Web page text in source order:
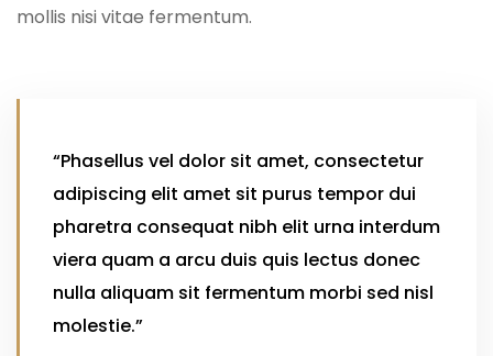
mollis nisi vitae fermentum.
“Phasellus vel dolor sit amet, consectetur
adipiscing elit amet sit purus tempor dui
pharetra consequat nibh elit urna interdum
viera quam a arcu duis quis lectus donec
nulla aliquam sit fermentum morbi sed nisl
molestie.”